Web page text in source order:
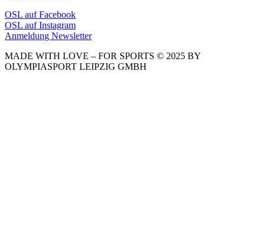
OSL auf Facebook
OSL auf Instagram
Anmeldung Newsletter
MADE WITH LOVE – FOR SPORTS © 2025 BY
OLYMPIASPORT LEIPZIG GMBH